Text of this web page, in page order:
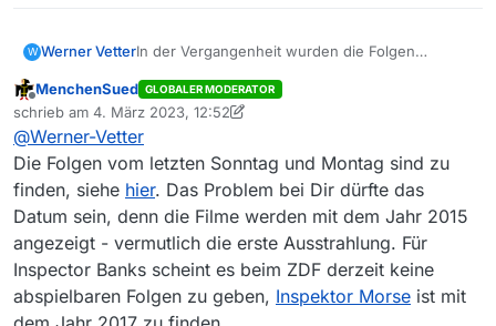
W Werner VetterIn der Vergangenheit wurden die Folgen
angezeigt. Die explizite Suche 50 Tage zurück
führt auch nicht zu einem Ergebnis. Aus
Interesse habe ich es auch mit anderen Serien
probiert (Inspector Banks, Morse) mit gleichem
Ergebnis: nichts zu finden. Selbst manuelles
Scrollen durch die Filmliste zeigt nichts.
Möchte gerne verstehen warum MediathekView
hier seit Neuestem keine Ergebnisse mehr
liefert. Und das über viele Serien, die in der
Vergangenheit angezeigt wurden.
Danke!
Offline
MenchenSued GLOBALER MODERATOR
schrieb am 4. März 2023, 12:52
zuletzt editiert von MenchenSued
@Werner-Vetter
Die Folgen vom letzten Sonntag und Montag sind zu
finden, siehe hier. Das Problem bei Dir dürfte das
Datum sein, denn die Filme werden mit dem Jahr 2015
angezeigt - vermutlich die erste Ausstrahlung. Für
Inspector Banks scheint es beim ZDF derzeit keine
abspielbaren Folgen zu geben, Inspektor Morse ist mit